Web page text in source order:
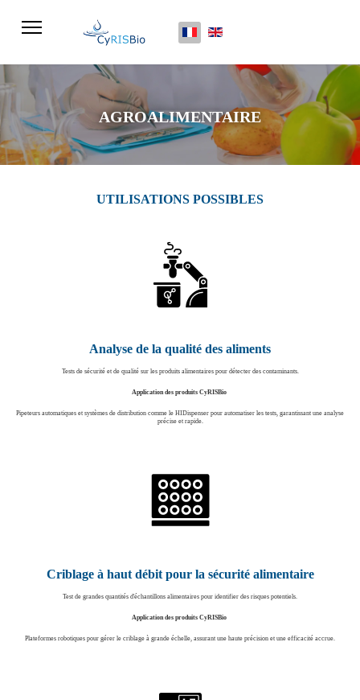
Sélectionnez votre langue
AGROALIMENTAIRE
UTILISATIONS POSSIBLES
Analyse de la qualité des aliments
Tests de sécurité et de qualité sur les produits alimentaires pour détecter des contaminants.
Application des produits CyRISBio
Pipeteurs automatiques et systèmes de distribution comme le HIDispenser pour automatiser les tests, garantissant une analyse
précise et rapide.
Criblage à haut débit pour la sécurité alimentaire
Test de grandes quantités d'échantillons alimentaires pour identifier des risques potentiels.
Application des produits CyRISBio
Plateformes robotiques pour gérer le criblage à grande échelle, assurant une haute précision et une efficacité accrue.